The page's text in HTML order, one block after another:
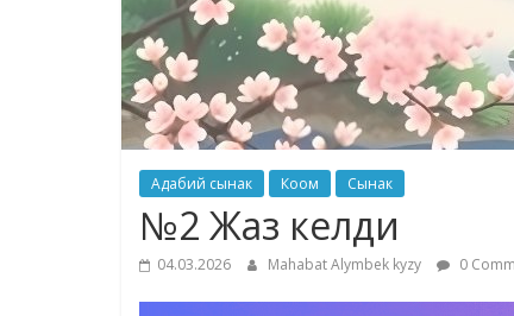
Адабий сынак Коом Сынак
№2 Жаз келди
04.03.2026 Mahabat Alymbek kyzy 0